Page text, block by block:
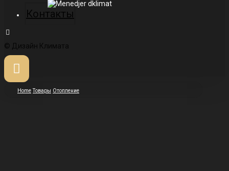
Контакты
© Дизайн Климата
Home Товары Отопление